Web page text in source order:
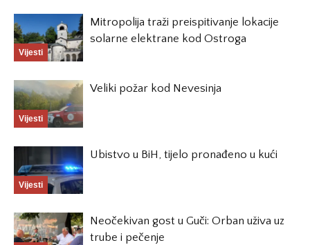
Vijesti
Mitropolija traži preispitivanje lokacije
solarne elektrane kod Ostroga
Vijesti
Veliki požar kod Nevesinja
Vijesti
Ubistvo u BiH, tijelo pronađeno u kući
Neočekivan gost u Guči: Orban uživa uz
trube i pečenje